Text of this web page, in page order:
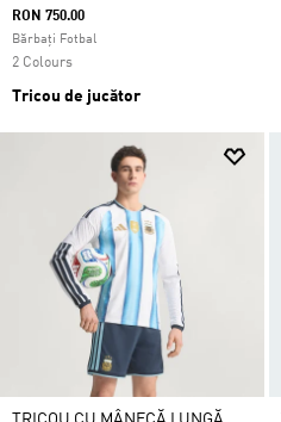
RON 750.00
Bărbați Fotbal
2 Colours
Tricou de jucător